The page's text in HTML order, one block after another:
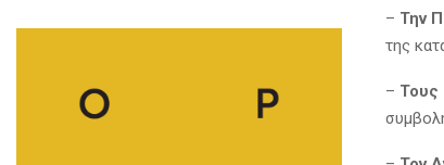
– Την
της
– Τους